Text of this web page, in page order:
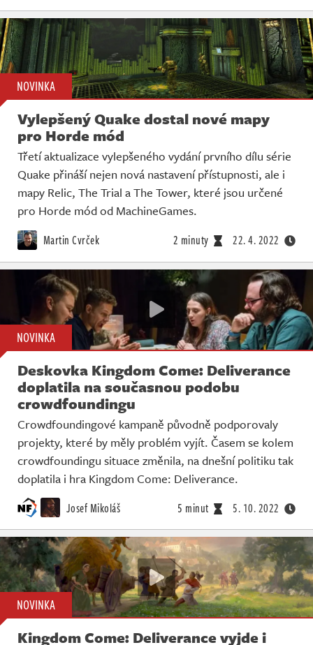
NOVINKA
Vylepšený Quake dostal nové mapy
pro Horde mód
Třetí aktualizace vylepšeného vydání prvního dílu série
Quake přináší nejen nová nastavení přístupnosti, ale i
mapy Relic, The Trial a The Tower, které jsou určené
pro Horde mód od MachineGames.
Martin Cvrček 2 minuty 22. 4. 2022
NOVINKA
Deskovka Kingdom Come: Deliverance
doplatila na současnou podobu
crowdfoundingu
Crowdfoundingové kampaně původně podporovaly
projekty, které by měly problém vyjít. Časem se kolem
crowdfoundingu situace změnila, na dnešní politiku tak
doplatila i hra Kingdom Come: Deliverance.
Josef Mikoláš 5 minut 5. 10. 2022
NOVINKA
Kingdom Come: Deliverance vyjde i